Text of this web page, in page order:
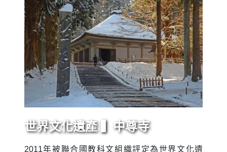
世界文化遺產 ▍中尊寺
2011年被聯合國教科文組織評定為世界文化遺